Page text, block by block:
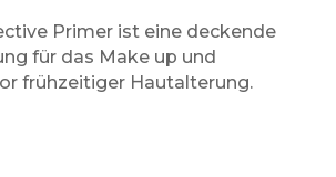
Primer ist eine deckende
für das Make up und
frühzeitiger Hautalterung.